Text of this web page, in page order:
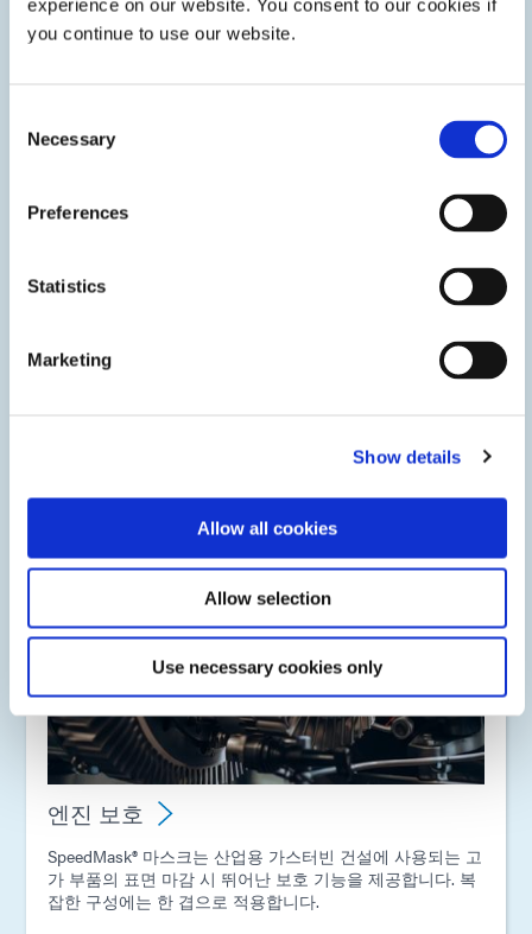
experience on our website. You consent to our cookies if
you continue to use our website.
Selection
Necessary
Preferences
Statistics
Marketing
Show details
Allow all cookies
Allow selection
Use necessary cookies only
제어 시스템
환경으로부터 보호합니다. 빠르게 경화되는 접착제, 코팅 및
캡슐화제를 사용하여 조립 시간을 줄이고 처리량을 늘립니
엔진 보호
SpeedMask® 마스크는 산업용 가스터빈 건설에 사용되는 고
가 부품의 표면 마감 시 뛰어난 보호 기능을 제공합니다. 복
잡한 구성에는 한 겹으로 적용합니다.